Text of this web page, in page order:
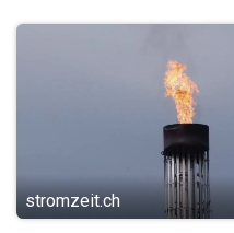
stromzeit.ch